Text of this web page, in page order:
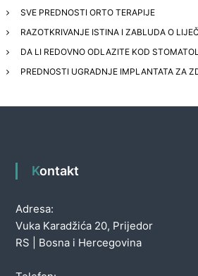
SVE PREDNOSTI ORTO TERAPIJE
RAZOTKRIVANJE ISTINA I ZABLUDA O
DA LI REDOVNO ODLAZITE KOD
PREDNOSTI UGRADNJE IMPLANTATA ZA
Kontakt
Adresa:
Vuka Karadžića 20, Prijedor
RS | Bosna i Hercegovina